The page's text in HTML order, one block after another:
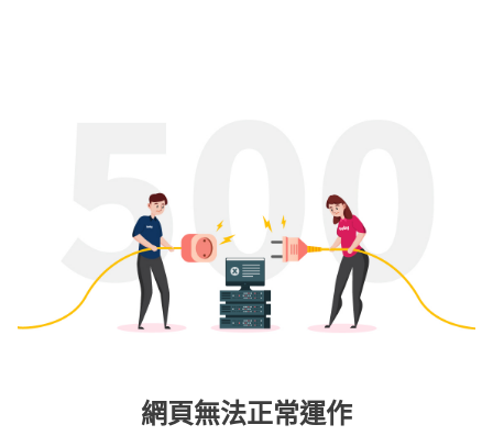
網頁無法正常運作